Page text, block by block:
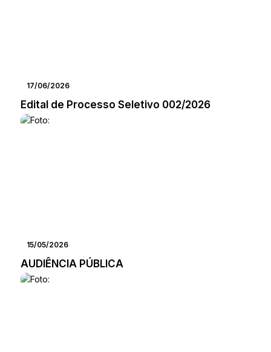
17/06/2026
Edital de Processo Seletivo 002/2026
15/05/2026
AUDIÊNCIA PÚBLICA